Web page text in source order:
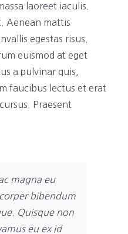
laoreet iaculis.
Aenean mattis
egestas risus.
euismod at eget
a pulvinar quis,
faucibus lectus et erat
Praesent
magna eu
bibendum
Quisque non
eu ex id